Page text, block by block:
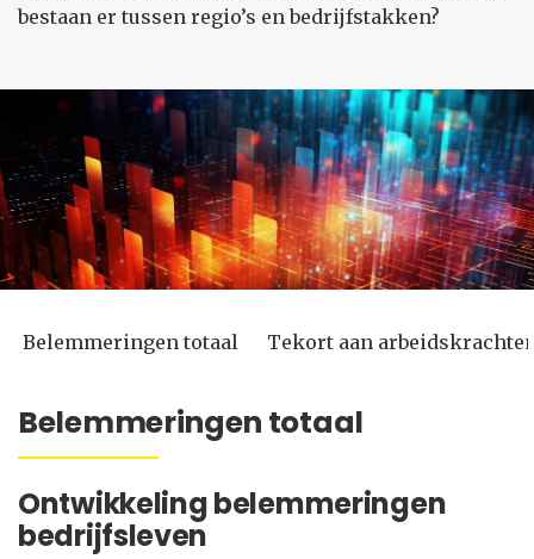
bestaan er tussen regio’s en bedrijfstakken?
Belemmeringen totaal Tekort aan
Belemmeringen totaal
Ontwikkeling belemmeringen
bedrijfsleven